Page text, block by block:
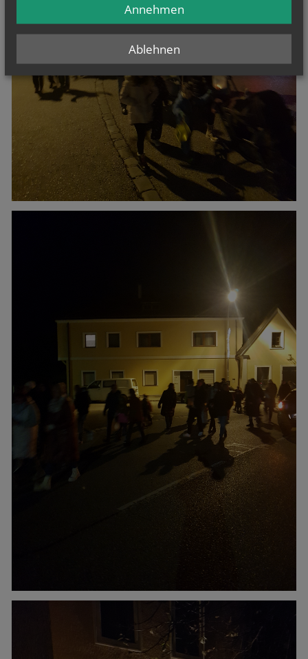
Ablehnen
Annehmen